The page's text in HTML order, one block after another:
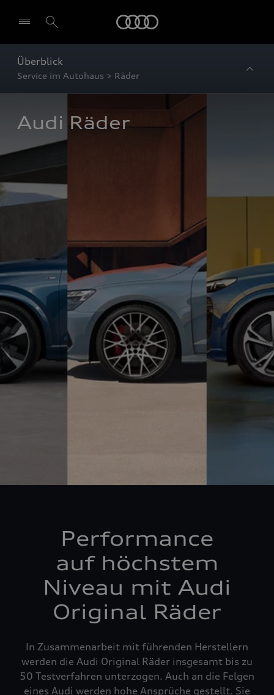
Überblick
Service im Autohaus > Räder
Audi Räder
Performance
auf höchstem
Niveau mit Audi
Original Räder
In Zusammenarbeit mit führenden Herstellern
werden die Audi Original Räder insgesamt bis zu
50 Testverfahren unterzogen. Auch an die Felgen
eines Audi werden hohe Ansprüche gestellt. Sie